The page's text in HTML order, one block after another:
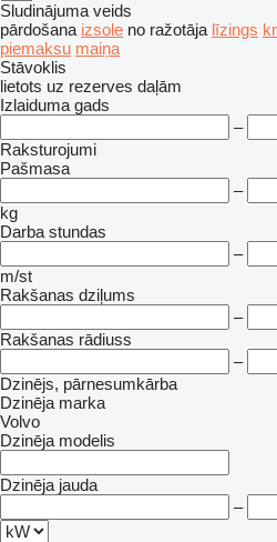
Sludinājuma veids
pārdošana izsole no ražotāja līzings
piemaksu maiņa
Stāvoklis
lietots uz rezerves daļām
Izlaiduma gads
–
Raksturojumi
Pašmasa
–
kg
Darba stundas
–
m/st
Rakšanas dziļums
–
Rakšanas rādiuss
–
Dzinējs, pārnesumkārba
Dzinēja marka
Volvo
Dzinēja modelis
Dzinēja jauda
–